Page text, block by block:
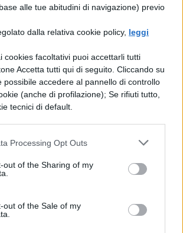
alle tue abitudini di navigazione) previo
dalla relativa cookie policy, leggi
cookies facoltativi puoi accettarli tutti
Accetta tutti qui di seguito. Cliccando su
possibile accedere al pannello di controllo
(anche di profilazione); Se rifiuti tutto,
tecnici di default.
Processing Opt Outs
out of the Sharing of my
out of the Sale of my